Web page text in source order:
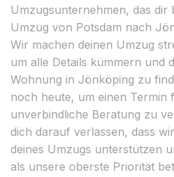
Umzugsunternehmen, das dir
Umzug von Potsdam nach
Wir machen deinen Umzug
um alle Details kümmern und
Wohnung in Jönköping zu
noch heute, um einen Termin
unverbindliche Beratung zu
dich darauf verlassen, dass
deines Umzugs unterstützen
als unsere oberste Priorität